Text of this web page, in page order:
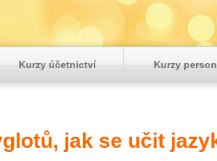
Kurzy účetnictví Kurzy
jak se učit